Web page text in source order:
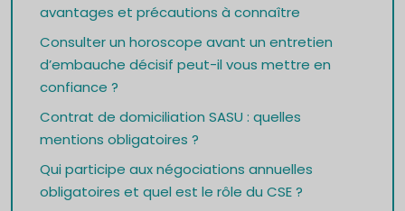
avantages et précautions à connaître
Consulter un horoscope avant un entretien
d’embauche décisif peut-il vous mettre en
confiance ?
Contrat de domiciliation SASU : quelles
mentions obligatoires ?
Qui participe aux négociations annuelles
obligatoires et quel est le rôle du CSE ?